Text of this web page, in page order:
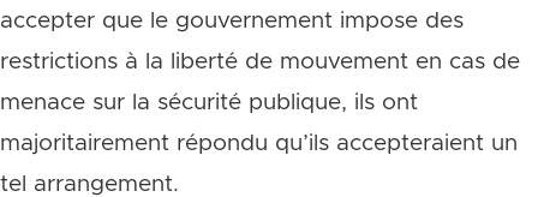
accepter que le gouvernement impose des
restrictions à la liberté de mouvement en cas de
menace sur la sécurité publique, ils ont
majoritairement répondu qu’ils accepteraient un
tel arrangement.